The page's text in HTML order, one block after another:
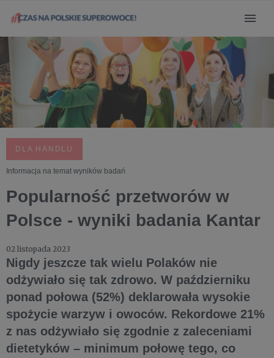
DLA HANDLU
Informacja na temat wyników badań
Popularność przetworów w
Polsce - wyniki badania Kantar
02 listopada 2023
Nigdy jeszcze tak wielu Polaków nie
odżywiało się tak zdrowo. W październiku
ponad połowa (52%) deklarowała wysokie
spożycie warzyw i owoców. Rekordowe 21%
z nas odżywiało się zgodnie z zaleceniami
dietetyków – minimum połowę tego, co